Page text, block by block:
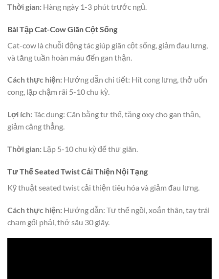
Thời gian: Hàng ngày 1-3 phút trước ngủ.
Bài Tập Cat-Cow Giãn Cột Sống
Cat-cow là chuỗi động tác giúp giãn cột sống, giảm đau lưng,
và tăng tuần hoàn máu đến gan thận.
Cách thực hiện: Hướng dẫn chi tiết: Hít cong lưng, thở uốn
cong, lặp chậm rãi 5-10 chu kỳ.
Lợi ích:Tác dụng: Cân bằng tư thế, tăng oxy cho gan thận,
giảm căng thẳng.
Thời gian: Lặp 5-10 chu kỳ để thư giãn.
Tư Thế Seated Twist Cải Thiện Nội Tạng
Kỹ thuật seated twist cải thiện tiêu hóa và giảm đau lưng.
Cách thực hiện: Hướng dẫn: Tư thế ngồi, xoắn thân, tay trái
chạm gối phải, thở sâu 30 giây.